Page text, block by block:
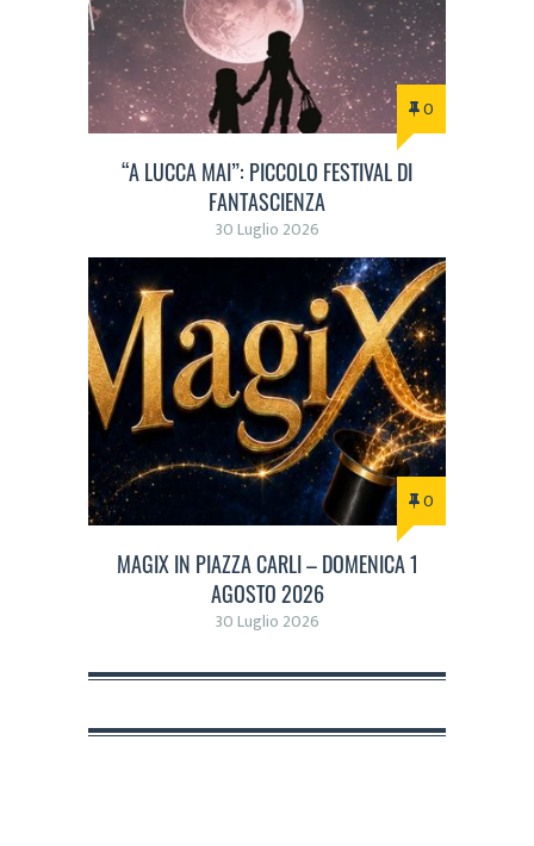
0
“A LUCCA MAI”: PICCOLO FESTIVAL DI
FANTASCIENZA
30 Luglio 2026
0
MAGIX IN PIAZZA CARLI – DOMENICA 1
AGOSTO 2026
30 Luglio 2026